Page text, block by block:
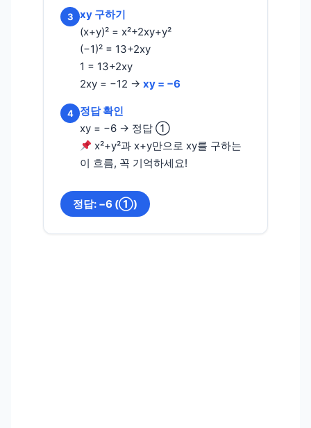
3
xy 구하기
(x+y)² = x²+2xy+y²
(−1)² = 13+2xy
1 = 13+2xy
2xy = −12 → xy = −6
4
정답 확인
xy = −6 → 정답 ①
x²+y²과 x+y만으로 xy를 구하는
이 흐름, 꼭 기억하세요!
정답: −6 (①)